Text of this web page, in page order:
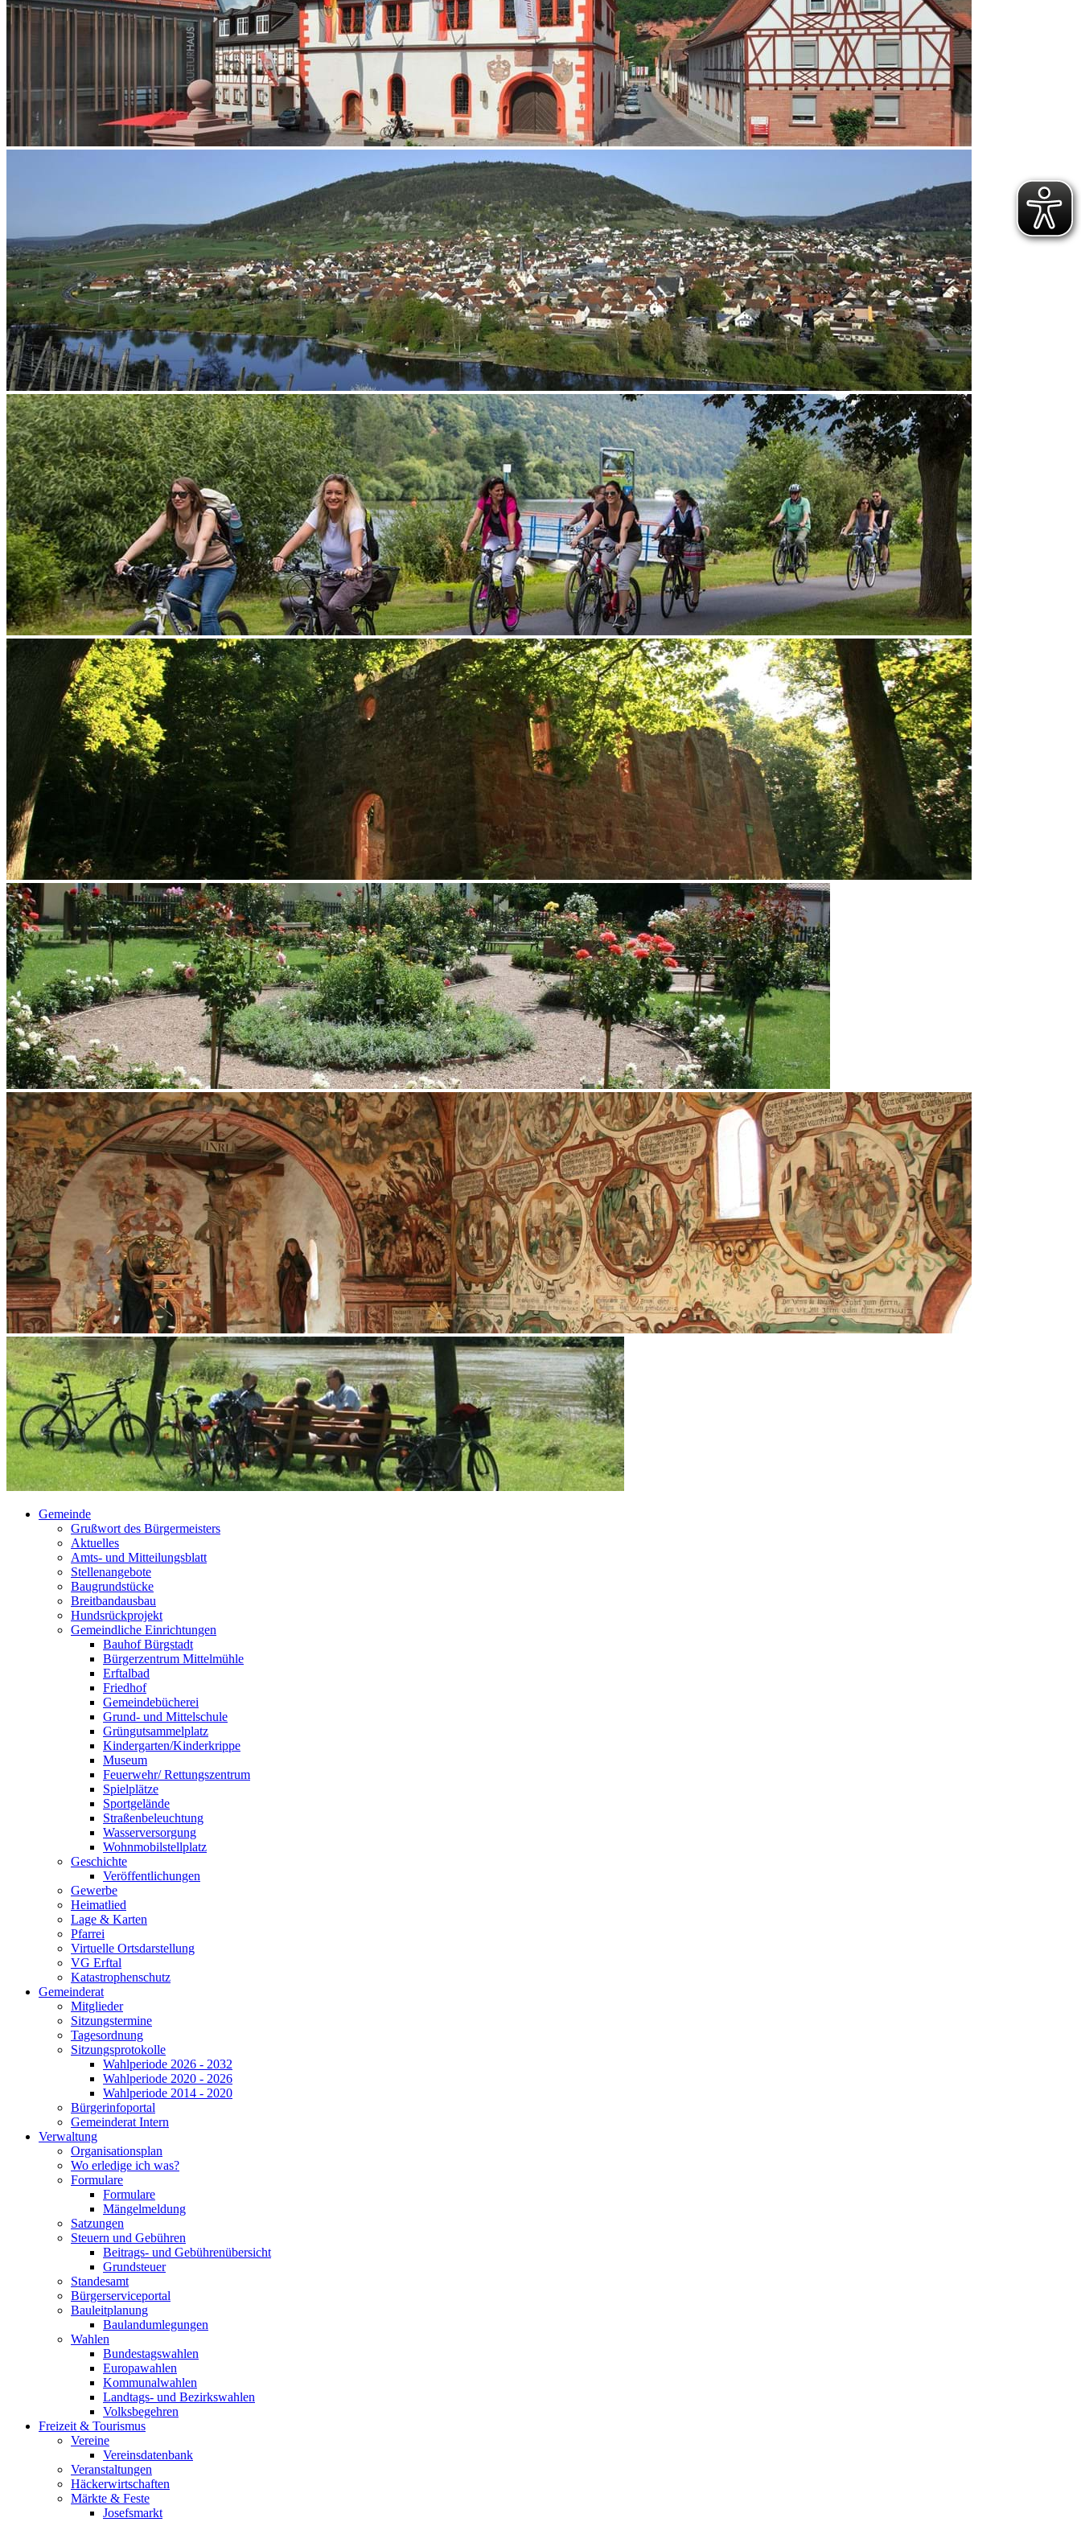
Gemeinde
Grußwort des Bürgermeisters
Aktuelles
Amts- und Mitteilungsblatt
Stellenangebote
Baugrundstücke
Breitbandausbau
Hundsrückprojekt
Gemeindliche Einrichtungen
Bauhof Bürgstadt
Bürgerzentrum Mittelmühle
Erftalbad
Friedhof
Gemeindebücherei
Grund- und Mittelschule
Grüngutsammelplatz
Kindergarten/Kinderkrippe
Museum
Feuerwehr/ Rettungszentrum
Spielplätze
Sportgelände
Straßenbeleuchtung
Wasserversorgung
Wohnmobilstellplatz
Geschichte
Veröffentlichungen
Gewerbe
Heimatlied
Lage & Karten
Pfarrei
Virtuelle Ortsdarstellung
VG Erftal
Katastrophenschutz
Gemeinderat
Mitglieder
Sitzungstermine
Tagesordnung
Sitzungsprotokolle
Wahlperiode 2026 - 2032
Wahlperiode 2020 - 2026
Wahlperiode 2014 - 2020
Bürgerinfoportal
Gemeinderat Intern
Verwaltung
Organisationsplan
Wo erledige ich was?
Formulare
Formulare
Mängelmeldung
Satzungen
Steuern und Gebühren
Beitrags- und Gebührenübersicht
Grundsteuer
Standesamt
Bürgerserviceportal
Bauleitplanung
Baulandumlegungen
Wahlen
Bundestagswahlen
Europawahlen
Kommunalwahlen
Landtags- und Bezirkswahlen
Volksbegehren
Freizeit & Tourismus
Vereine
Vereinsdatenbank
Veranstaltungen
Häckerwirtschaften
Märkte & Feste
Josefsmarkt